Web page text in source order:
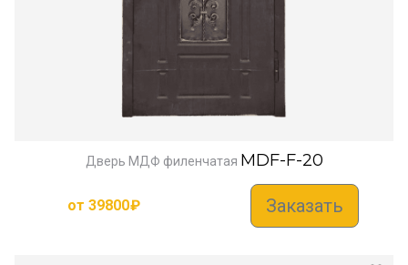
Дверь МДФ филенчатая MDF-F-20
от 39800₽ Заказать